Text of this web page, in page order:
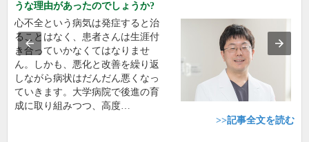
うな理由があったのでしょうか?
心不全という病気は発症すると治
ることはなく、患者さんは生涯付
き合っていかなくてはなりませ
ん。しかも、悪化と改善を繰り返
しながら病状はだんだん悪くなっ
ていきます。大学病院で後進の育
成に取り組みつつ、高度…
>>記事全文を読む